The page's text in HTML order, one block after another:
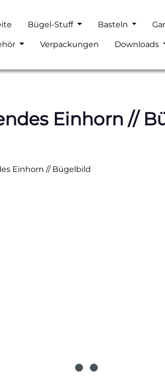
Bügel-Stuff Basteln
Verpackungen Downloads
Einhorn //